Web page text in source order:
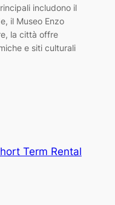
includono il
il Museo Enzo
la città offre
e siti culturali
Term Rental